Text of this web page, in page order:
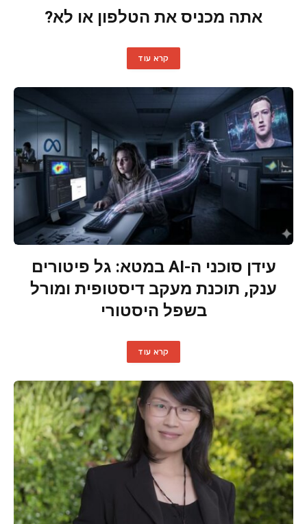
אתה מכניס את הטלפון או לא?
קרא עוד
עידן סוכני ה-AI במטא: גל פיטורים
ענק, תוכנת מעקב דיסטופית ומורל
בשפל היסטורי
קרא עוד